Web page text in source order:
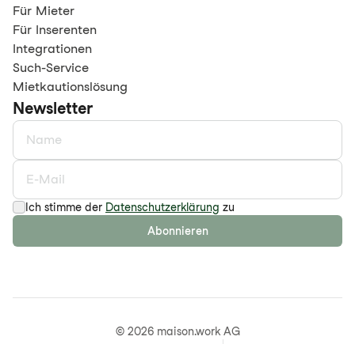
Für Mieter
Für Inserenten
Integrationen
Such-Service
Mietkautionslösung
Newsletter
Ich stimme der Datenschutzerklärung zu
Abonnieren
© 2026maison.work AG